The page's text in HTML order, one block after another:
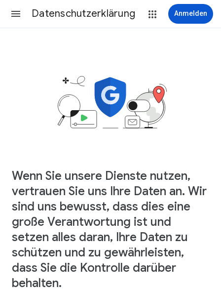
Datenschutzerklärung Anmelden
Wenn Sie unsere Dienste nutzen,
vertrauen Sie uns Ihre Daten an. Wir
sind uns bewusst, dass dies eine
große Verantwortung ist und
setzen alles daran, Ihre Daten zu
schützen und zu gewährleisten,
dass Sie die Kontrolle darüber
behalten.